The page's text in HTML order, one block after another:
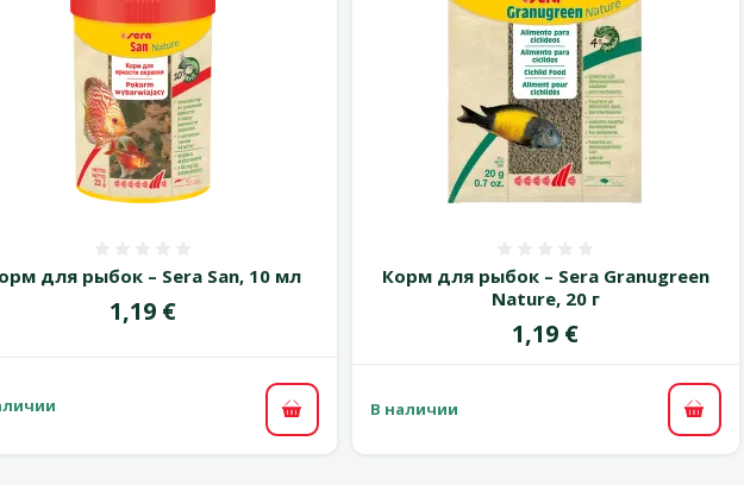
для рыбoк – Sera San, 10 мл
Цена
1,19 €
В корзину
Корм для рыбок – Sera Granugreen
Nature, 20 г
Цена
1,19 €
В наличии В